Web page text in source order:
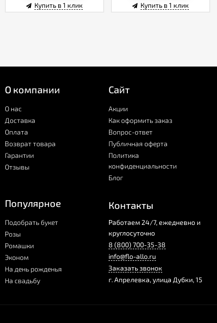
Купить в 1 клик Купить в 1 клик
О компании
О нас
Доставка
Оплата
Возврат товара
Гарантии
Отзывы
Сайт
Акции
Как оформить заказ
Вопрос-ответ
Публичная оферта
Политика
конфиденциальности
Блог
Популярное
Подобрать букет
Розы
Ромашки
Эконом
На день рожденья
На свадьбу
Контакты
Работаем 24/7, ежедневно и
круглосуточно
8 (800) 700-35-38
info@flo-allo.ru
Заказать звонок
г.Апрелевка,улица Дубки, 15